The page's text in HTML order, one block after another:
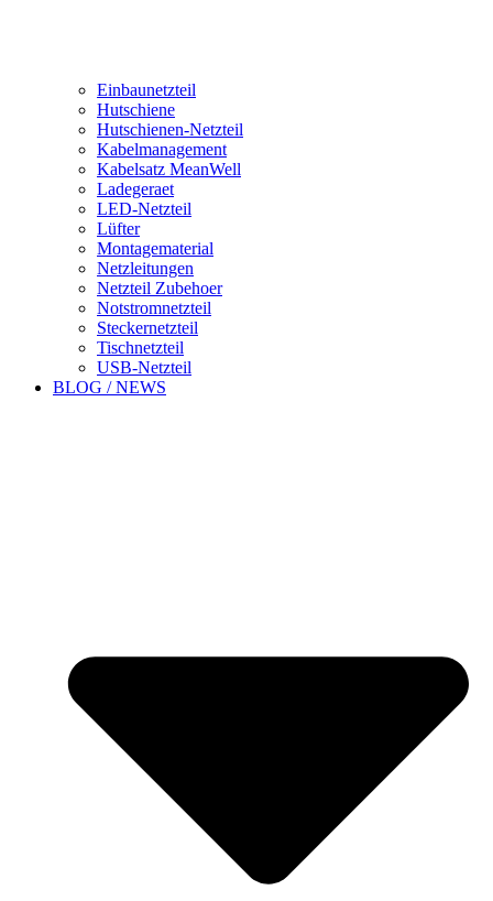
Einbaunetzteil
Hutschiene
Hutschienen-Netzteil
Kabelmanagement
Kabelsatz MeanWell
Ladegeraet
LED-Netzteil
Lüfter
Montagematerial
Netzleitungen
Netzteil Zubehoer
Notstromnetzteil
Steckernetzteil
Tischnetzteil
USB-Netzteil
BLOG / NEWS